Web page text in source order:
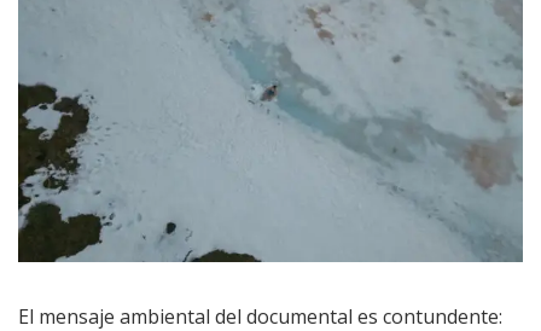
El mensaje ambiental del documental es contundente: